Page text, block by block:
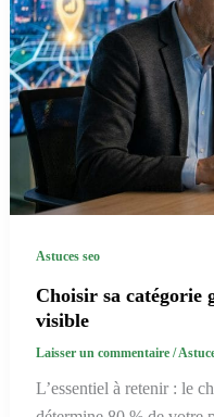
Astuces seo
Choisir sa catégorie
visible
Laisser un commentaire /
L’essentiel à retenir : le